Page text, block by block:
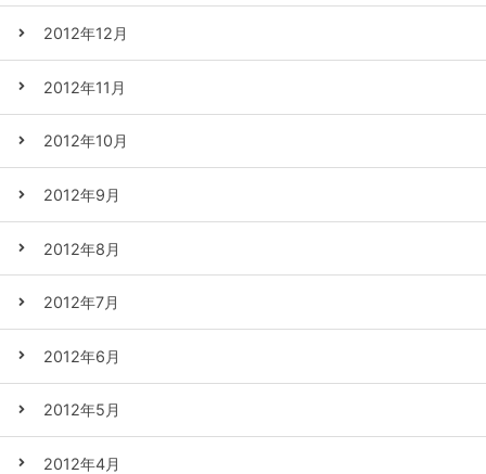
2012年12月
2012年11月
2012年10月
2012年9月
2012年8月
2012年7月
2012年6月
2012年5月
2012年4月